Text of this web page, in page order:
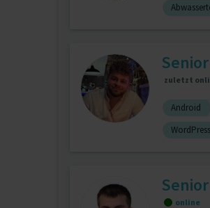
zuletzt
Android
WordPress
online